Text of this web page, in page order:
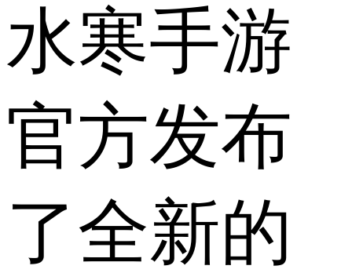
水寒手游
官方发布
了全新的